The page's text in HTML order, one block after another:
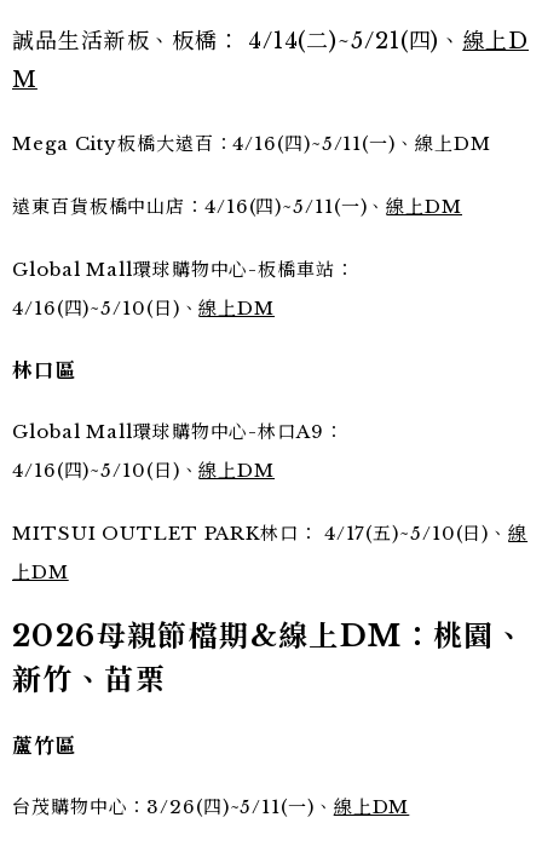
誠品生活新板、板橋： 4/14(二)~5/21(四)、 線上D
M
Mega City板橋大遠百：4/16(四)~5/11(一)、線上DM
遠東百貨板橋中山店：4/16(四)~5/11(一)、線上DM
Global Mall環球購物中心-板橋車站：
4/16(四)~5/10(日)、線上DM
林口區
Global Mall環球購物中心-林口A9：
4/16(四)~5/10(日)、線上DM
MITSUI OUTLET PARK林口： 4/17(五)~5/10(日)、線
上DM
2026母親節檔期&線上DM：桃園、
新竹、苗栗
蘆竹區
台茂購物中心：3/26(四)~5/11(一)、 線上DM